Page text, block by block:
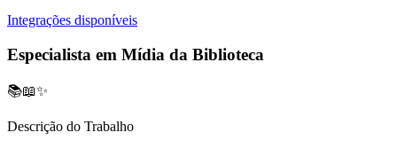
Integrações disponíveis
Especialista em Mídia da Biblioteca
📚📖✨
Descrição do Trabalho